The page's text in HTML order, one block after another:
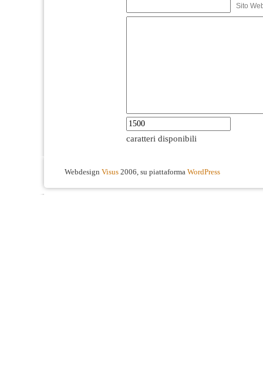
Sito
caratteri disponibili
Webdesign Visus 2006, su piattaforma WordPress